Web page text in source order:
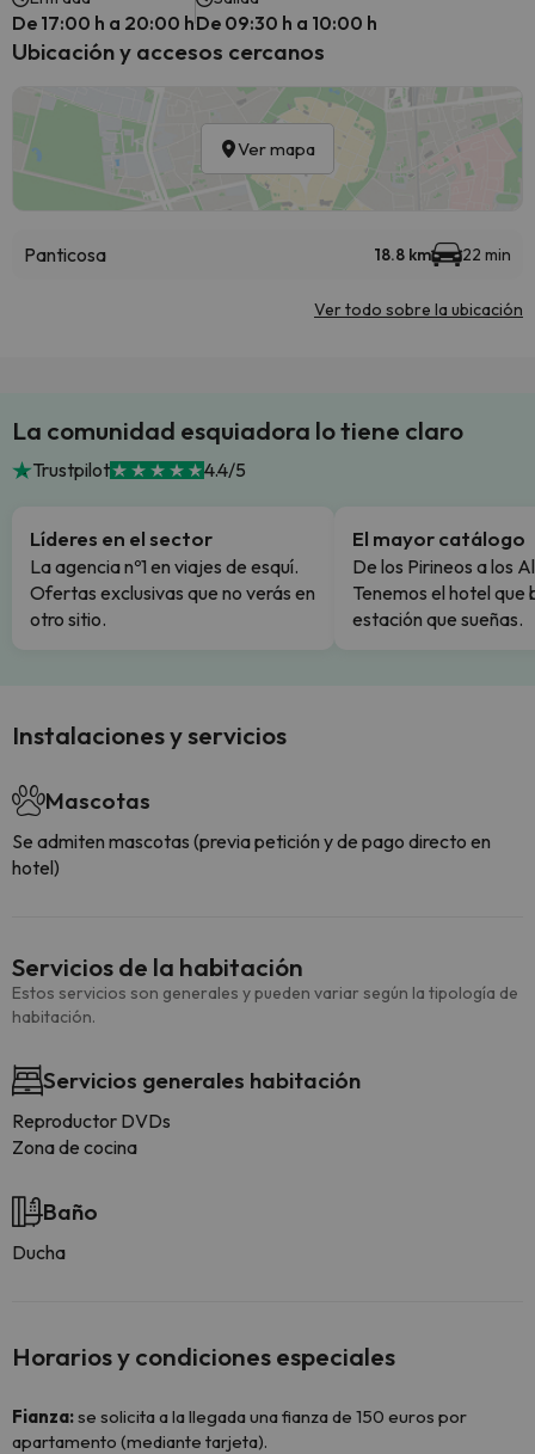
De 17:00 h a 20:00 hDe 09:30 h a 10:00 h
Ubicación y accesos cercanos
Ver mapa
Panticosa 18.8 km 22 min
Ver todo sobre la ubicación
La comunidad esquiadora lo tiene claro
Trustpilot 4.4/5
Líderes en el sector
La agencia nº1 en viajes de esquí.
Ofertas exclusivas que no verás en
otro sitio.
El mayor catálogo
De los Pirineos a los
Tenemos el hotel que
estación que sueñas.
Instalaciones y servicios
Mascotas
Se admiten mascotas (previa petición y de pago directo en
hotel)
Servicios de la habitación
Estos servicios son generales y pueden variar según la tipología de
habitación.
Servicios generales habitación
Reproductor DVDs
Zona de cocina
Baño
Ducha
Horarios y condiciones especiales
Fianza:se solicita a la llegada una fianza de 150 euros por
apartamento (mediante tarjeta).